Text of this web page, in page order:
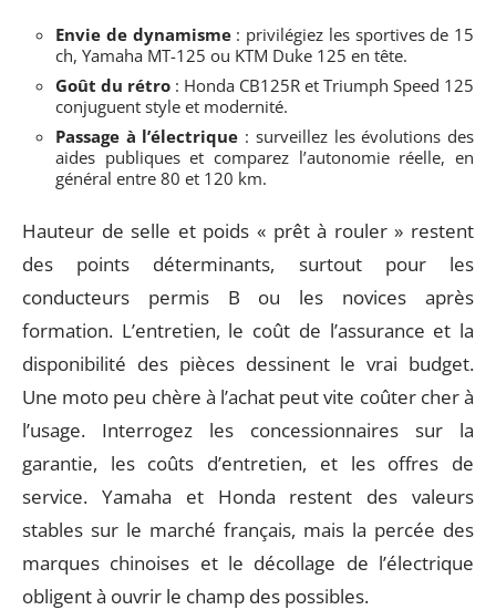
Envie de dynamisme: privilégiez les sportives de 15
ch, Yamaha MT-125 ou KTM Duke 125 en tête.
Goût du rétro : Honda CB125R et Triumph Speed 125
conjuguent style et modernité.
Passage à l’électrique : surveillez les évolutions des
aides publiques et comparez l’autonomie réelle, en
général entre 80 et 120 km.
Hauteur de selle et poids « prêt à rouler » restent
des points déterminants, surtout pour les
conducteurs permis B ou les novices après
formation. L’entretien, le coût de l’assurance et la
disponibilité des pièces dessinent le vrai budget.
Une moto peu chère à l’achat peut vite coûter cher à
l’usage. Interrogez les concessionnaires sur la
garantie, les coûts d’entretien, et les offres de
service. Yamaha et Honda restent des valeurs
stables sur le marché français, mais la percée des
marques chinoises et le décollage de l’électrique
obligent à ouvrir le champ des possibles.